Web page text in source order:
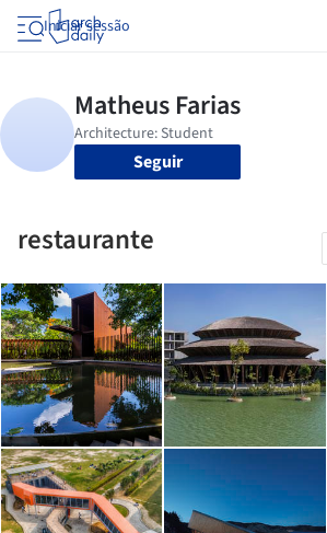
Iniciar sessão
Seguir
restaurante